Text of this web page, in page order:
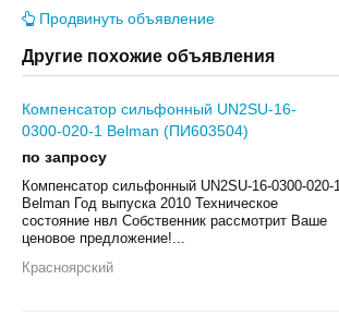
Продвинуть объявление
Другие похожие объявления
Компенсатор сильфонный UN2SU-16-
0300-020-1 Belman (ПИ603504)
по запросу
Компенсатор сильфонный UN2SU-16-0300-020-1
Belman Год выпуска 2010 Техническое
состояние нвл Собственник рассмотрит Ваше
ценовое предложение!...
Красноярский